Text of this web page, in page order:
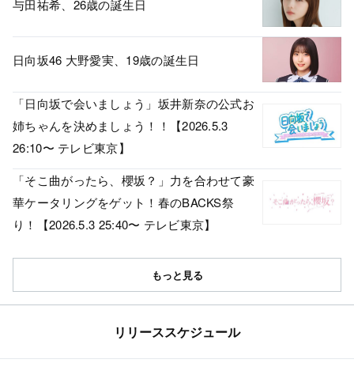
与田祐希、26歳の誕生日
日向坂46 大野愛実、19歳の誕生日
「日向坂で会いましょう」坂井新奈の公式お
姉ちゃんを決めましょう！！【2026.5.3
26:10〜 テレビ東京】
「そこ曲がったら、櫻坂？」力を合わせて豪
華ケータリングをゲット！春のBACKS祭
り！【2026.5.3 25:40〜 テレビ東京】
もっと見る
リリーススケジュール